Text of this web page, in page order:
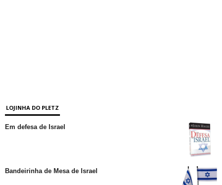
LOJINHA DO PLETZ
Em defesa de Israel
Bandeirinha de Mesa de Israel